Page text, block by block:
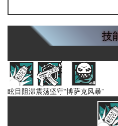
技
眩目阻滞震荡坚守“博萨克风暴”